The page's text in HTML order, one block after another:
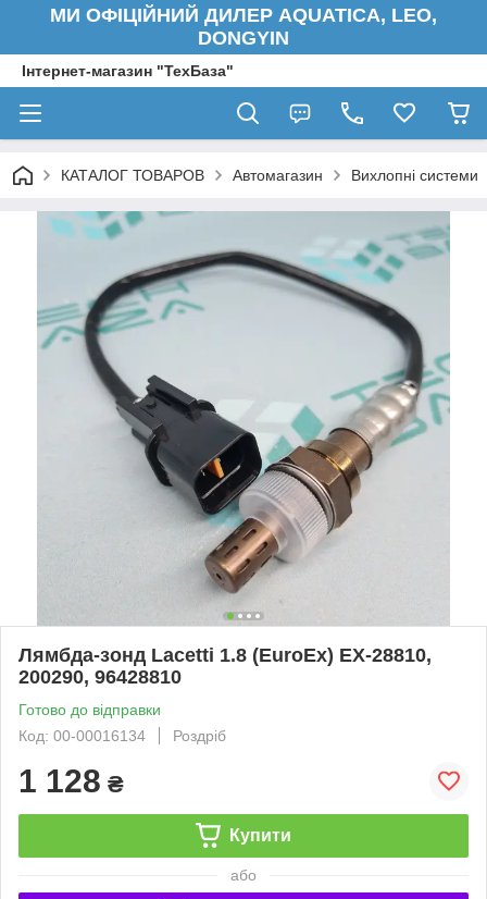
МИ ОФІЦІЙНИЙ ДИЛЕР AQUATICA, LEO,
DONGYIN
Інтернет-магазин "ТехБаза"
КАТАЛОГ ТОВАРОВ Автомагазин Вихлопні системи
Лямбда-зонд Lacetti 1.8 (EuroEx) EX-28810,
200290, 96428810
Готово до відправки
Код: 00-00016134
Роздріб
1 128 ₴
Купити
або